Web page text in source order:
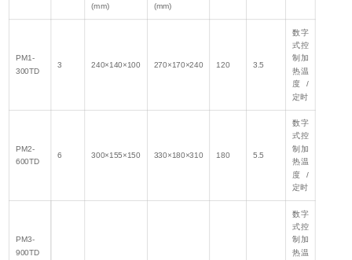
(mm) (mm)
PM1-
300TD
3 240×140×100 270×170×240 120 3.5
数字
式控
制加
热温
度/
定时
PM2-
600TD
6 300×155×150 330×180×310 180 5.5
数字
式控
制加
热温
度/
定时
PM3-
900TD
数字
式控
制加
热温